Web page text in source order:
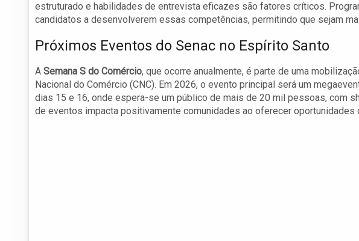
estruturado e habilidades de entrevista eficazes são fatores críticos.
candidatos a desenvolverem essas competências, permitindo que sejam
Próximos Eventos do Senac no Espírito Santo
A Semana S do Comércio, que ocorre anualmente, é parte de uma
Nacional do Comércio (CNC). Em 2026, o evento principal será um
dias 15 e 16, onde espera-se um público de mais de 20 mil pessoas, com
de eventos impacta positivamente comunidades ao oferecer oportunidades